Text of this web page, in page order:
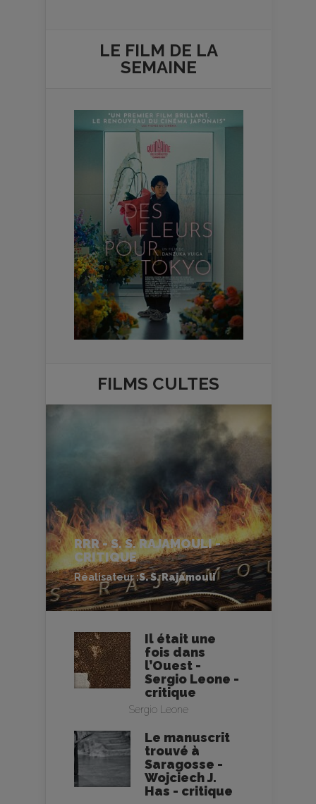
LE FILM DE LA
SEMAINE
FILMS CULTES
RRR - S. S. RAJAMOULI -
CRITIQUE
Réalisateur :S. S. Rajamouli
Il était une
fois dans
l’Ouest -
Sergio Leone -
critique
Sergio Leone
Le manuscrit
trouvé à
Saragosse -
Wojciech J.
Has - critique